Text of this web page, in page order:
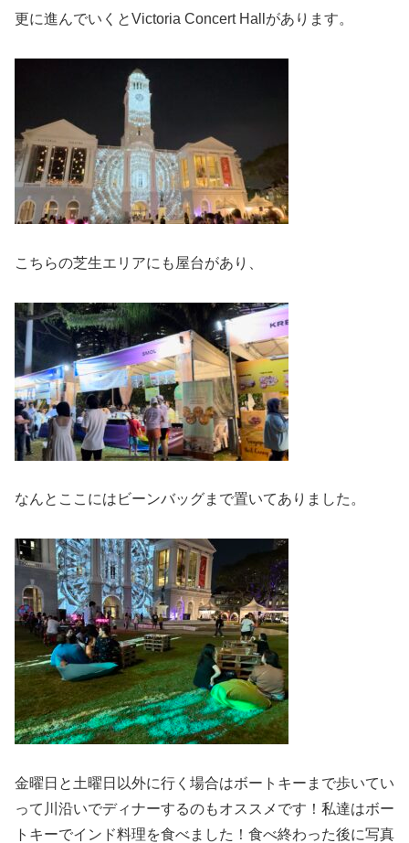
更に進んでいくとVictoria Concert Hallがあります。
こちらの芝生エリアにも屋台があり、
なんとここにはビーンバッグまで置いてありました。
金曜日と土曜日以外に行く場合はボートキーまで歩いてい
って川沿いでディナーするのもオススメです！私達はボー
トキーでインド料理を食べました！食べ終わった後に写真